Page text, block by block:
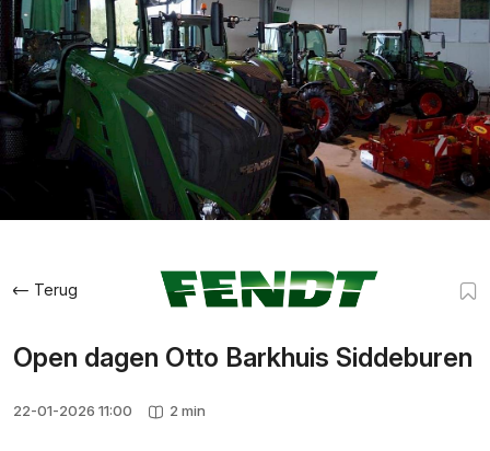
Terug
Open dagen Otto Barkhuis Siddeburen
22-01-2026 11:00 2 min